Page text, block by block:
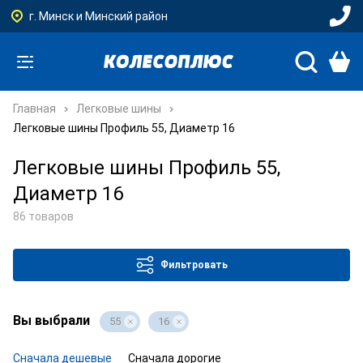
г. Минск и Минский район
Главная
Легковые шины
Легковые шины Профиль 55, Диаметр 16
Легковые шины Профиль 55,
Диаметр 16
86 товаров
Фильтровать
Вы выбрали 55 16
Сначала дешевые Сначала дорогие